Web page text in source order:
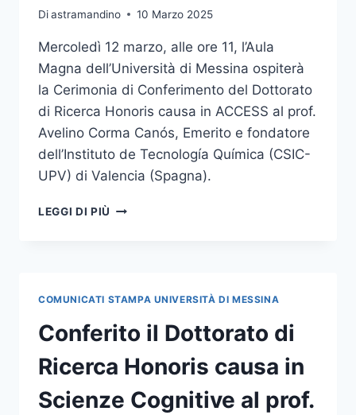
Diastramandino 10 Marzo 2025
Mercoledì 12 marzo, alle ore 11, l’Aula
Magna dell’Università di Messina ospiterà
la Cerimonia di Conferimento del Dottorato
di Ricerca Honoris causa in ACCESS al prof.
Avelino Corma Canós, Emerito e fondatore
dell’Instituto de Tecnología Química (CSIC-
UPV) di Valencia (Spagna).
LEGGI DI PIÙ CONFERIMENTO
ACCESS
AL
PROF.
AVELINO
CORMA
CANÓS
COMUNICATI STAMPA UNIVERSITÀ DI MESSINA
Conferito il Dottorato di
Ricerca Honoris causa in
Scienze Cognitive al prof.